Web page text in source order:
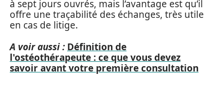
à sept jours ouvrés, mais l’avantage est qu’il
offre une traçabilité des échanges, très utile
en cas de litige.
A voir aussi : Définition de
l'ostéothérapeute : ce que vous devez
savoir avant votre première consultation